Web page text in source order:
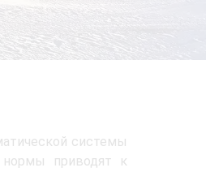
системы
нормы приводят к